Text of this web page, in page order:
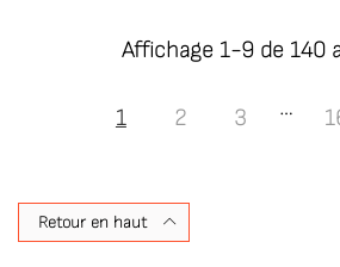
Affichage 1-9 de 140
1 2 3 …
Retour en haut 